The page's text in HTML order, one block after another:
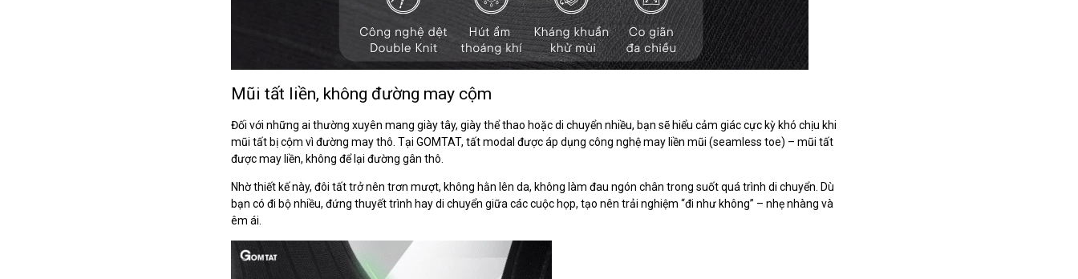
Mũi tất liền, không đường may cộm
Đối với những ai thường xuyên mang giày tây, giày thể thao hoặc di chuyển nhiều, bạn sẽ hiểu cảm giác cực kỳ khó chịu khi
mũi tất bị cộm vì đường may thô. Tại GOMTAT, tất modal được áp dụng công nghệ may liền mũi (seamless toe) – mũi tất
được may liền, không để lại đường gân thô.
Nhờ thiết kế này, đôi tất trở nên trơn mượt, không hằn lên da, không làm đau ngón chân trong suốt quá trình di chuyển. Dù
bạn có đi bộ nhiều, đứng thuyết trình hay di chuyển giữa các cuộc họp, tạo nên trải nghiệm “đi như không” – nhẹ nhàng và
êm ái.